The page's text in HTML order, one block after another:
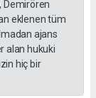
Demirören
eklenen tüm
ajans
alan hukuki
hiç bir